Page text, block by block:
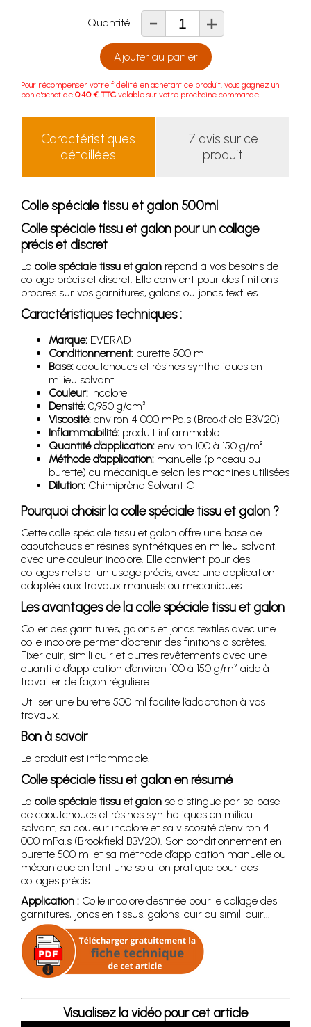
Quantité - +
Ajouter au panier
Pour récompenser votre fidélité en achetant ce produit, vous gagnez un
bon d'achat de 0.40 € TTC valable sur votre prochaine commande.
Caractéristiques
détaillées
7 avis sur ce
produit
Colle spéciale tissu et galon 500ml
Colle spéciale tissu et galon pour un collage
précis et discret
La colle spéciale tissu et galon répond à vos besoins de
collage précis et discret. Elle convient pour des finitions
propres sur vos garnitures, galons ou joncs textiles.
Caractéristiques techniques :
Marque: EVERAD
Conditionnement: burette 500 ml
Base: caoutchoucs et résines synthétiques en
milieu solvant
Couleur: incolore
Densité: 0,950 g/cm³
Viscosité: environ 4 000 mPa.s (Brookfield B3V20)
Inflammabilité: produit inflammable
Quantité d’application: environ 100 à 150 g/m²
Méthode d’application: manuelle (pinceau ou
burette) ou mécanique selon les machines utilisées
Dilution: Chimiprène Solvant C
Pourquoi choisir la colle spéciale tissu et galon ?
Cette colle spéciale tissu et galon offre une base de
caoutchoucs et résines synthétiques en milieu solvant,
avec une couleur incolore. Elle convient pour des
collages nets et un usage précis, avec une application
adaptée aux travaux manuels ou mécaniques.
Les avantages de la colle spéciale tissu et galon
Coller des garnitures, galons et joncs textiles avec une
colle incolore permet d’obtenir des finitions discrètes.
Fixer cuir, simili cuir et autres revêtements avec une
quantité d’application d’environ 100 à 150 g/m² aide à
travailler de façon régulière.
Utiliser une burette 500 ml facilite l’adaptation à vos
travaux.
Bon à savoir
Le produit est inflammable.
Colle spéciale tissu et galon en résumé
La colle spéciale tissu et galon se distingue par sa base
de caoutchoucs et résines synthétiques en milieu
solvant, sa couleur incolore et sa viscosité d’environ 4
000 mPa.s (Brookfield B3V20). Son conditionnement en
burette 500 ml et sa méthode d’application manuelle ou
mécanique en font une solution pratique pour des
collages précis.
Application : Colle incolore destinée pour le collage des
garnitures, joncs en tissus, galons, cuir ou simili cuir...
Visualisez la vidéo pour cet article